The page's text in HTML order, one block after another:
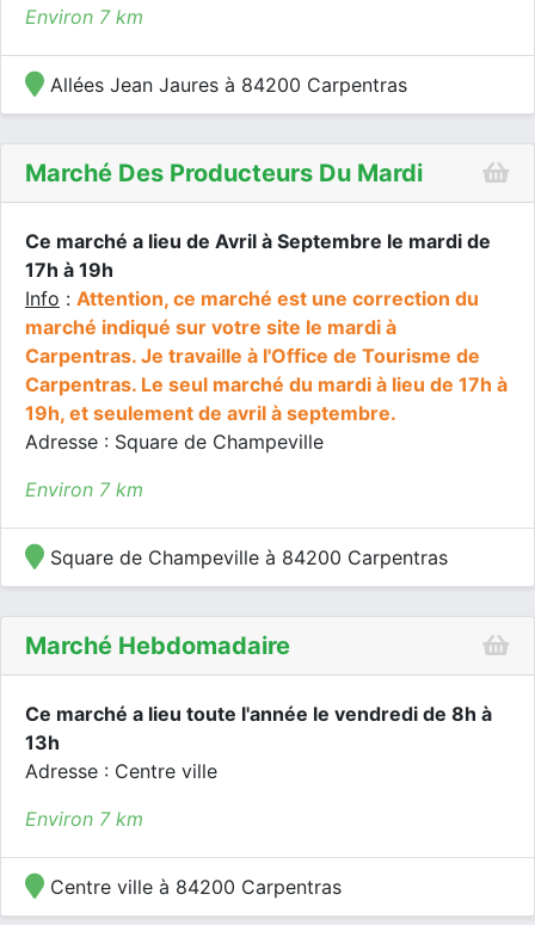
Environ 7 km
Allées Jean Jaures à 84200 Carpentras
Marché Des Producteurs Du Mardi
Ce marché a lieu de Avril à Septembre le mardi de
17h à 19h
Info : Attention, ce marché est une correction du
marché indiqué sur votre site le mardi à
Carpentras. Je travaille à l'Office de Tourisme de
Carpentras. Le seul marché du mardi à lieu de 17h à
19h, et seulement de avril à septembre.
Adresse : Square de Champeville
Environ 7 km
Square de Champeville à 84200 Carpentras
Marché Hebdomadaire
Ce marché a lieu toute l'année le vendredi de 8h à
13h
Adresse : Centre ville
Environ 7 km
Centre ville à 84200 Carpentras